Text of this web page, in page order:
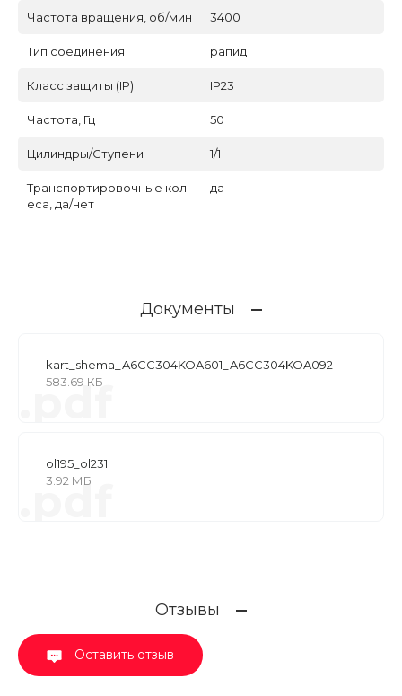
Частота вращения, об/мин 3400
Тип соединения рапид
Класс защиты (IP) IP23
Частота, Гц 50
Цилиндры/Ступени 1/1
Транспортировочные кол
еса, да/нет
да
Документы
kart_shema_A6CC304KOA601_A6CC304KOA092
583.69 КБ
.pdf
ol195_ol231
3.92 МБ
.pdf
Отзывы
Оставить отзыв